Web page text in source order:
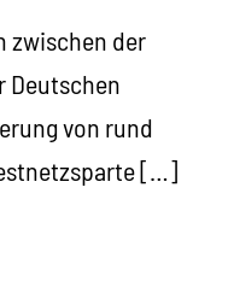
zwischen der
Deutschen
von rund
[…]